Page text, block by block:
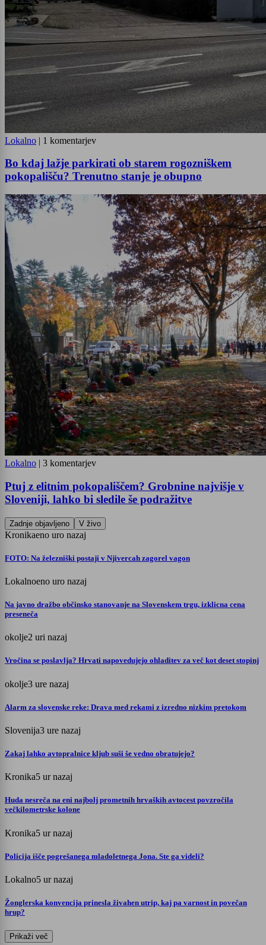
Lokalno | 1 komentarjev
Bo kdaj lažje parkirati ob starem rogozniškem
pokopališču? Trenutno stanje je obupno
Lokalno | 3 komentarjev
Ptuj z elitnim pokopališčem? Grobnine najvišje v
Sloveniji, lahko bi sledile še podražitve
Zadnje objavljeno V živo
Kronikaeno uro nazaj
FOTO: Na železniški postaji v Njivercah zagorel vagon
Lokalnoeno uro nazaj
Na javno dražbo občinsko stanovanje na Slovenskem trgu, izklicna cena
preseneča
okolje2 uri nazaj
Vročina se poslavlja? Hrvati napovedujejo ohladitev za več kot deset stopinj
okolje3 ure nazaj
Alarm za slovenske reke: Drava med rekami z izredno nizkim pretokom
Slovenija3 ure nazaj
Zakaj lahko avtopralnice kljub suši še vedno obratujejo?
Kronika5 ur nazaj
Huda nesreča na eni najbolj prometnih hrvaških avtocest povzročila
večkilometrske kolone
Kronika5 ur nazaj
Policija išče pogrešanega mladoletnega Jona. Ste ga videli?
Lokalno5 ur nazaj
Žonglerska konvencija prinesla živahen utrip, kaj pa varnost in povečan
hrup?
Prikaži več